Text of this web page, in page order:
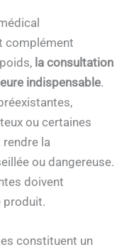
complément
la consultation
indispensable.
ou certaines
la
ou dangereuse.
doivent
produit.
constituent un